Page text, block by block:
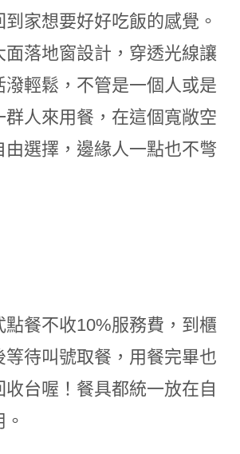
家想要好好吃飯的感覺。
面落地窗設計，穿透光線讓
潑輕鬆，不管是一個人或是
群人來用餐，在這個寬敞空
由選擇，邊緣人一點也不彆
點餐不收10%服務費，到櫃
等待叫號取餐，用餐完畢也
收台喔！餐具都統一放在自